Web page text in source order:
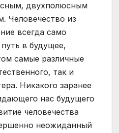
двухполюсным
Человечество из
всегда само
в будущее,
самые различные
так и
Никакого заранее
нас будущего
человечества
неожиданный